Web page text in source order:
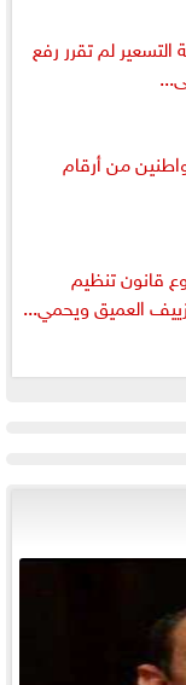
التسعير لم تقرر رفع
من أرقام
قانون تنظيم
العميق ويحمي...